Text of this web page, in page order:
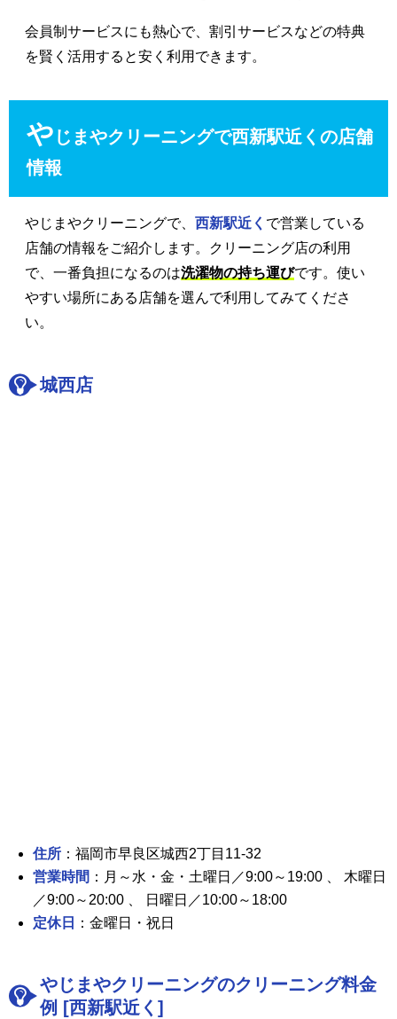
会員制サービスにも熱心で、割引サービスなどの特典
を賢く活用すると安く利用できます。
や じまやクリーニングで西新駅近くの店舗
情報
やじまやクリーニングで、 西新駅近く で営業している
店舗の情報をご紹介します。クリーニング店の利用
で、一番負担になるのは洗濯物の持ち運びです。使い
やすい場所にある店舗を選んで利用してみてくださ
い。
城西店
住所 ：福岡市早良区城西2丁目11-32
営業時間 ：月～水・金・土曜日／9:00～19:00 、 木曜日
／9:00～20:00 、 日曜日／10:00～18:00
定休日
：金曜日・祝日
やじまやクリーニングのクリーニング料金
例 [西新駅近く]